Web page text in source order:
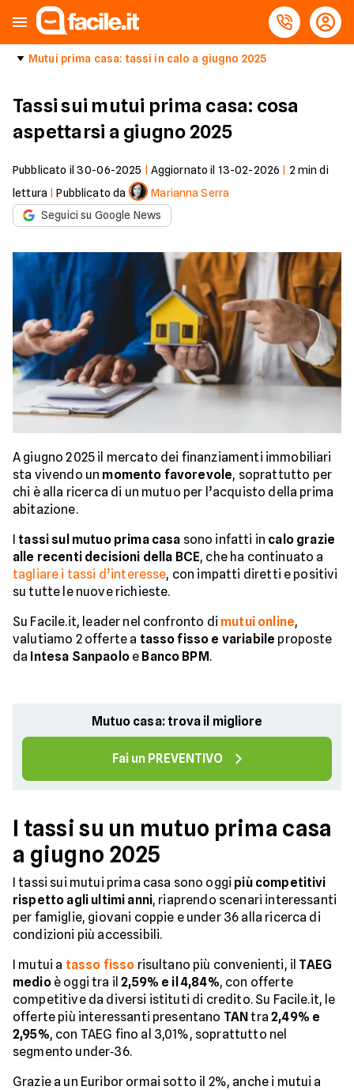
Mutui prima casa: tassi in calo a giugno 2025
Tassi sui mutui prima casa: cosa
aspettarsi a giugno 2025
Pubblicato il 30-06-2025 Aggiornato il 13-02-2026 2 min di
lettura |Pubblicato da
Marianna Serra
Seguici su Google News
A giugno 2025 il mercato dei finanziamenti immobiliari
sta vivendo un momento favorevole, soprattutto per
chi è alla ricerca di un mutuo per l’acquisto della prima
abitazione.
I tassi sul mutuo prima casa sono infatti in calo grazie
alle recenti decisioni della BCE, che ha continuato a
tagliare i tassi d’interesse, con impatti diretti e positivi
su tutte le nuove richieste.
Su Facile.it, leader nel confronto di mutui online,
valutiamo 2 offerte a tasso fisso e variabile proposte
da Intesa Sanpaoloe Banco BPM.
Mutuo casa: trova il migliore
Fai un PREVENTIVO
I tassi su un mutuo prima casa
a giugno 2025
I tassi sui mutui prima casa sono oggi più competitivi
rispetto agli ultimi anni, riaprendo scenari interessanti
per famiglie, giovani coppie e under 36 alla ricerca di
condizioni più accessibili.
I mutui a tasso fisso risultano più convenienti, il TAEG
medioè oggi tra il2,59% e il 4,84%, con offerte
competitive da diversi istituti di credito. Su Facile.it, le
offerte più interessanti presentano TANtra2,49% e
2,95%, con TAEG fino al 3,01%, soprattutto nel
segmento under‑36.
Grazie a un Euribor ormai sotto il 2%, anche i mutui a